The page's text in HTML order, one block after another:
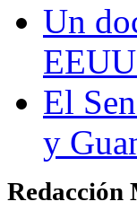
Un
El
y
Redacción